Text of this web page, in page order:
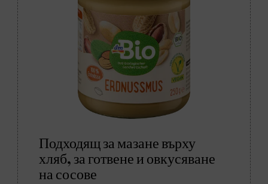
Подходящ за мазане върху
хляб, за готвене и овкусяване
на сосове